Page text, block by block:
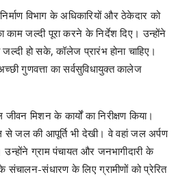
विभाग के अधिकारियों और ठेकेदार को
काम जल्दी पूरा करने के निर्देश दिए। उन्होंने
हो सके, कॉलेज प्रारंभ होना चाहिए।
गुणवत्ता का सर्वसुविधायुक्त कालेज
मिशन के कार्यों का निरीक्षण किया।
से जल की आपूर्ति भी देखी। वे वहां जल अर्पण
उन्होंने ग्राम पंचायत और जनभागीदारी के
संधारण के लिए ग्रामीणों को प्रेरित